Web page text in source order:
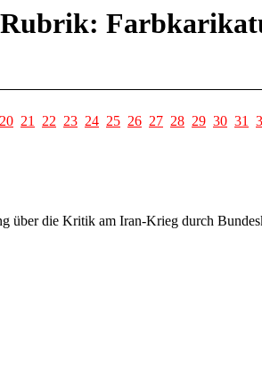
Rubrik:
20 21 22 23 24 25 26 27 28 29 30 31
über die Kritik am Iran-Krieg durch